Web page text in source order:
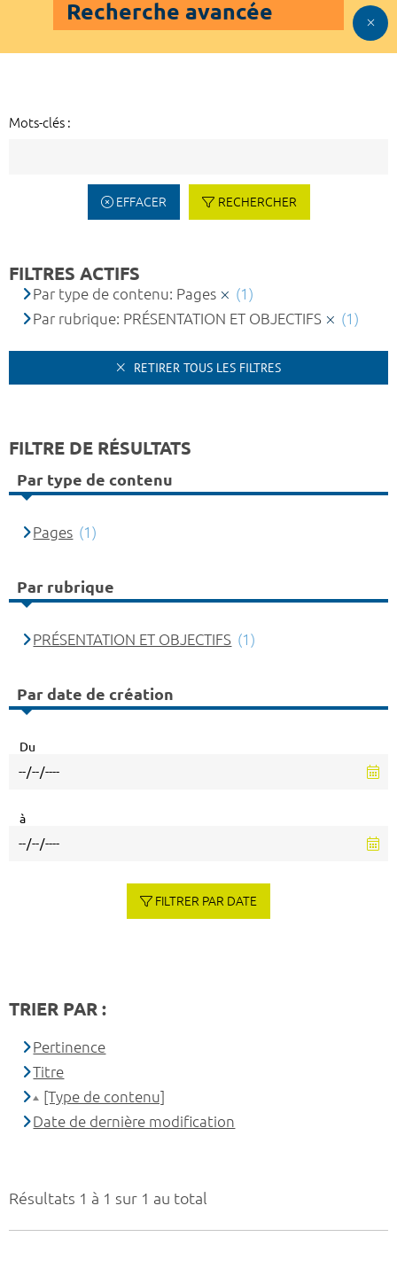
Recherche avancée
Mots-clés :
EFFACER RECHERCHER
Résultats 1 à 1 sur 1 au total
FILTRES ACTIFS
Par type de contenu: Pages
(1)
Par rubrique: PRÉSENTATION ET OBJECTIFS
(1)
RETIRER TOUS LES FILTRES
FILTRE DE RÉSULTATS
Par type de contenu
Pages (1)
Par rubrique
PRÉSENTATION ET OBJECTIFS (1)
Par date de création
Du
à
FILTRER PAR DATE
TRIER PAR :
Pertinence
Titre
[Type de contenu]
Date de dernière modification